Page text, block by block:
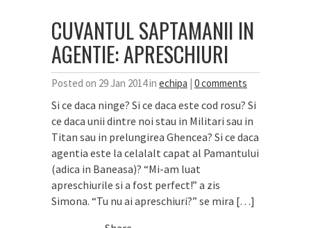
CUVANTUL SAPTAMANII IN
AGENTIE: APRESCHIURI
Posted on 29 Jan 2014 in echipa | 0 comments
Si ce daca ninge? Si ce daca este cod rosu? Si
ce daca unii dintre noi stau in Militari sau in
Titan sau in prelungirea Ghencea? Si ce daca
agentia este la celalalt capat al Pamantului
(adica in Baneasa)? “Mi-am luat
apreschiurile si a fost perfect!” a zis
Simona. “Tu nu ai apreschiuri?” se mira […]